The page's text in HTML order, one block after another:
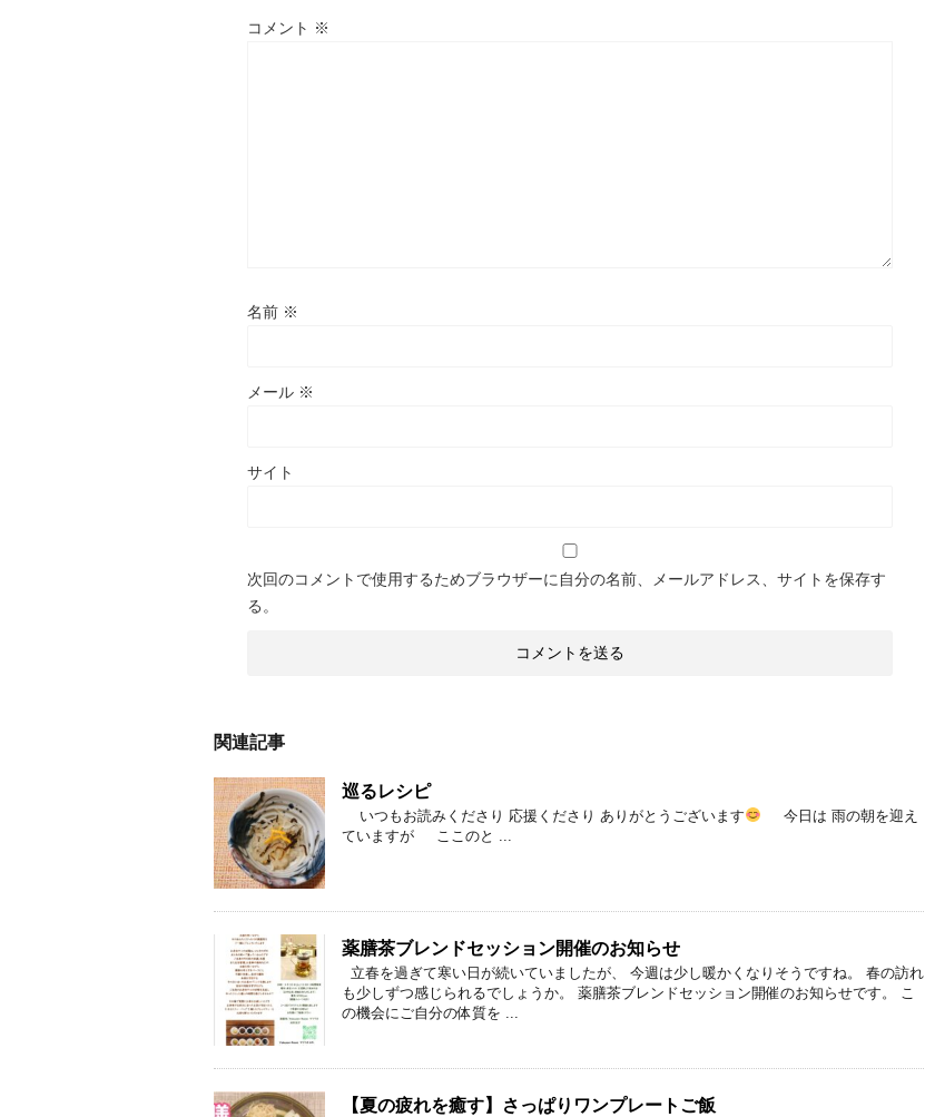
コメント ※
名前 ※
メール ※
サイト
次回のコメントで使用するためブラウザーに自分の名前、メールアドレス、サイトを保存す
る。
関連記事
巡るレシピ
いつもお読みくださり 応援くださり ありがとうございます
今日は 雨の朝を迎え
ていますが ここのと ...
薬膳茶ブレンドセッション開催のお知らせ
立春を過ぎて寒い日が続いていましたが、 今週は少し暖かくなりそうですね。 春の訪れ
も少しずつ感じられるでしょうか。 薬膳茶ブレンドセッション開催のお知らせです。 こ
の機会にご自分の体質を ...
【夏の疲れを癒す】さっぱりワンプレートご飯